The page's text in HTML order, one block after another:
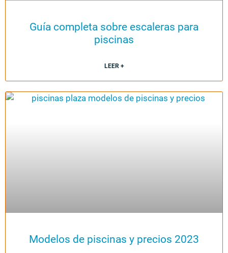
Guía completa sobre escaleras para
piscinas
LEER +
Modelos de piscinas y precios 2023